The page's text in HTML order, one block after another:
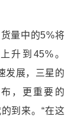
量中的5%将
升到45%。
发展，三星的
，更重要的
到来。“在这